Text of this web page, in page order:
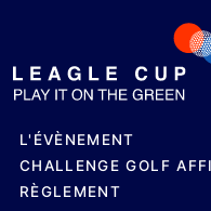
L'ÉVÈNEMENT
CHALLENGE GOLF
RÈGLEMENT